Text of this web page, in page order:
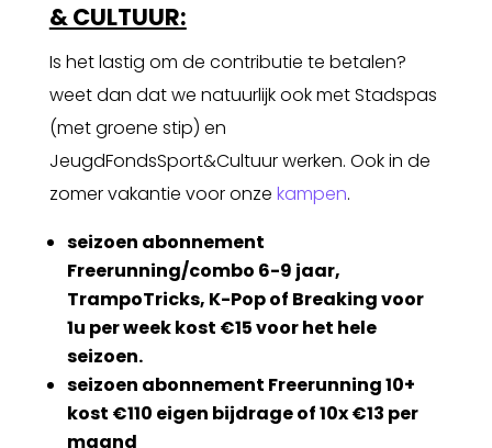
& CULTUUR:
Is het lastig om de contributie te betalen?
weet dan dat we natuurlijk ook met Stadspas
(met groene stip) en
JeugdFondsSport&Cultuur werken. Ook in de
zomer vakantie voor onze kampen.
seizoen abonnement
Freerunning/combo 6-9 jaar,
TrampoTricks, K-Pop of Breaking voor
1u per week kost €15 voor het hele
seizoen.
seizoen abonnement Freerunning 10+
kost €110 eigen bijdrage of 10x €13 per
maand